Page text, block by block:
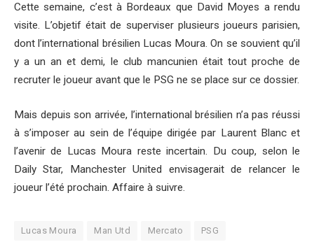
Cette semaine, c’est à Bordeaux que David Moyes a rendu
visite. L’objetif était de superviser plusieurs joueurs parisien,
dont l’international brésilien Lucas Moura. On se souvient qu’il
y a un an et demi, le club mancunien était tout proche de
recruter le joueur avant que le PSG ne se place sur ce dossier.
Mais depuis son arrivée, l’international brésilien n’a pas réussi
à s’imposer au sein de l’équipe dirigée par Laurent Blanc et
l’avenir de Lucas Moura reste incertain. Du coup, selon le
Daily Star, Manchester United envisagerait de relancer le
joueur l’été prochain. Affaire à suivre.
Lucas Moura Man Utd Mercato PSG